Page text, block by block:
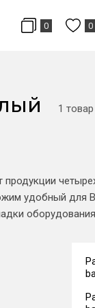
0 0
1 товар
удобный для